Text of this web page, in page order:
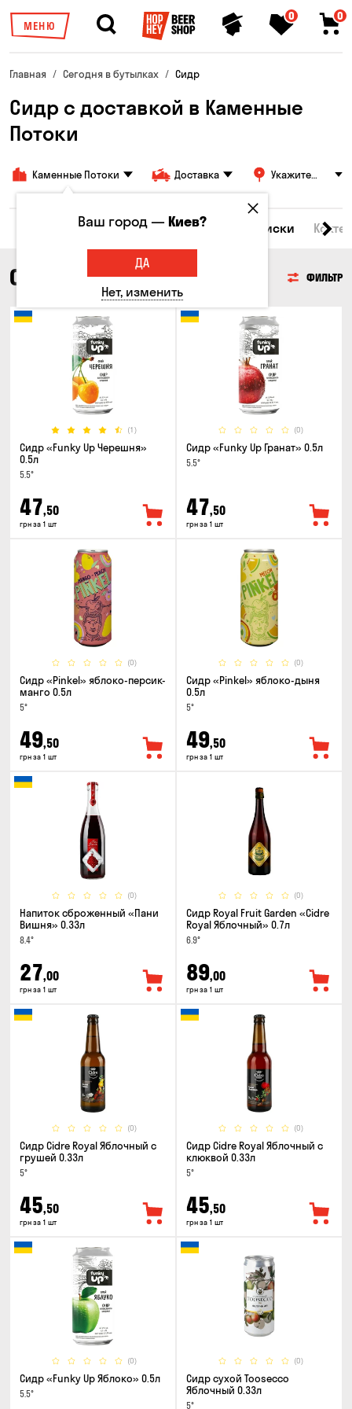
МЕНЮ
0 0
Главная Сегодня в бутылках Сидр
Сидр с доставкой в Каменные
Потоки
Каменные Потоки Доставка
Укажите
Все товары Пиво Сидр Виски
СИДР ФИЛЬТР
(1)
Сидр «Funky Up Черешня»
0.5л
5.5°
47,50
грн за 1 шт
(0)
Сидр «Funky Up Гранат» 0.5л
5.5°
47,50
грн за 1 шт
(0)
Сидр «Pinkel» яблоко-персик-
манго 0.5л
5°
49,50
грн за 1 шт
(0)
Сидр «Pinkel» яблоко-дыня
0.5л
5°
49,50
грн за 1 шт
(0)
Напиток сброженный «Пани
Вишня» 0.33л
8.4°
27,00
грн за 1 шт
(0)
Сидр Royal Fruit Garden «Cidre
Royal Яблочный» 0.7л
6.9°
89,00
грн за 1 шт
(0)
Сидр Cidre Royal Яблочный с
грушей 0.33л
5°
45,50
грн за 1 шт
(0)
Сидр Cidre Royal Яблочный с
клюквой 0.33л
5°
45,50
грн за 1 шт
(0)
Сидр «Funky Up Яблоко» 0.5л
5.5°
(0)
Сидр сухой Toosecco
Яблочный 0.33л
5°
Ваш город —Киев?
ДА
Нет, изменить